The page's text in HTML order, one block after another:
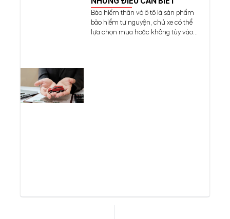
Bảo hiểm thân vỏ ô tô là sản phẩm
bảo hiểm tự nguyện, chủ xe có thể
lựa chọn mua hoặc không tùy vào...